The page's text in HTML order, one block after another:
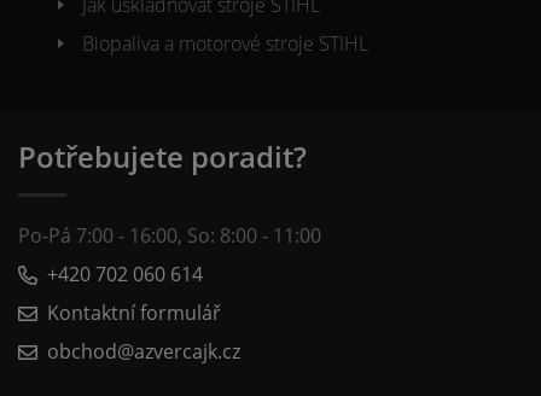
Biopaliva a motorové stroje STIHL
Potřebujete poradit?
Po-Pá 7:00 - 16:00, So: 8:00 - 11:00
+420 702 060 614
Kontaktní formulář
obchod@azvercajk.cz